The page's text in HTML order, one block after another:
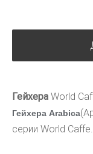
Гейхера World
Гейхера Arabica
серии World